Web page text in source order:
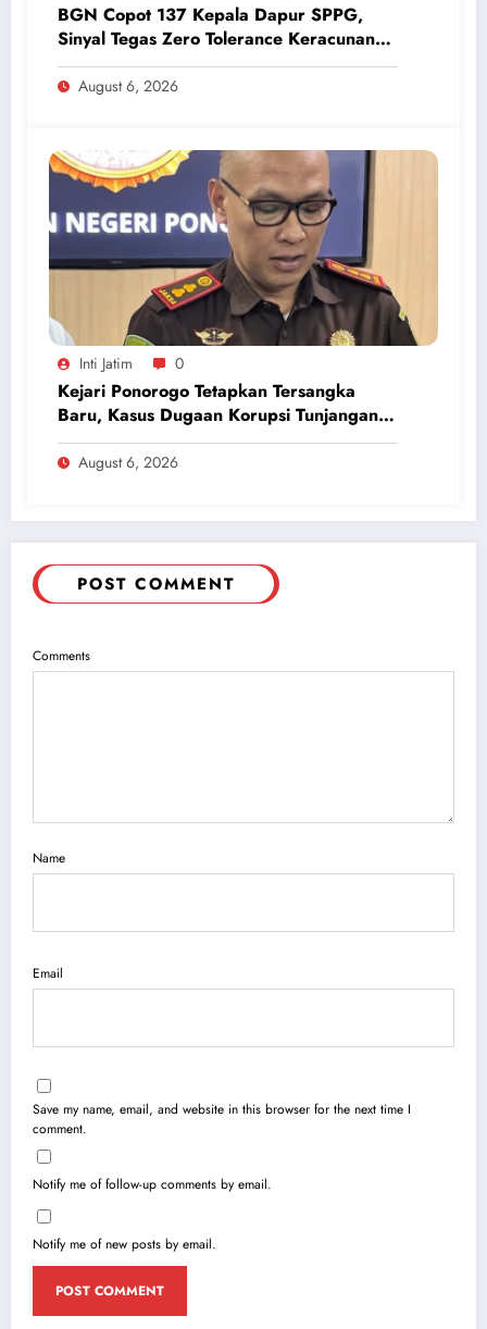
BGN Copot 137 Kepala Dapur SPPG,
Sinyal Tegas Zero Tolerance Keracunan
Makanan dan Korupsi
August 6, 2026
Inti Jatim 0
Kejari Ponorogo Tetapkan Tersangka
Baru, Kasus Dugaan Korupsi Tunjangan
Perumahan DPRD 2023-2026
August 6, 2026
POST COMMENT
Comments
Name
Email
Save my name, email, and website in this browser for the next time I
comment.
Notify me of follow-up comments by email.
Notify me of new posts by email.